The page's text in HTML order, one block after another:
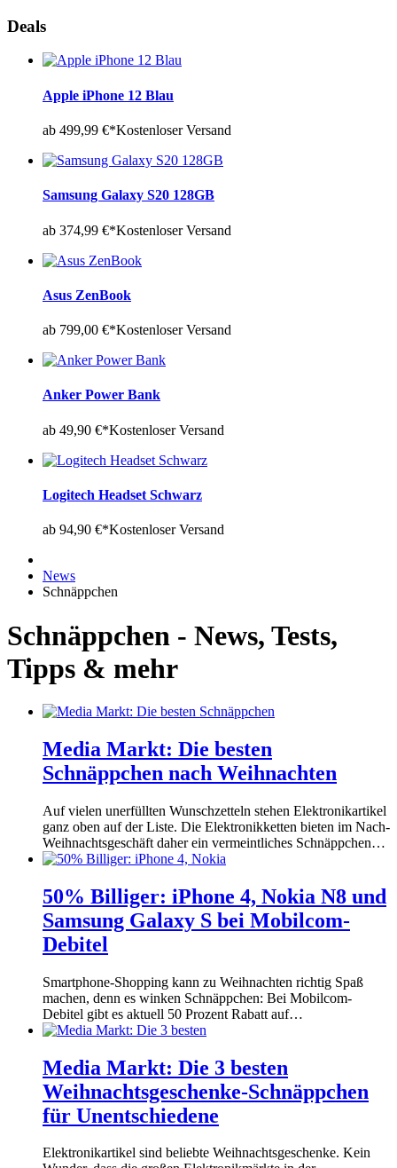
Deals
Apple iPhone 12 Blau
ab 499,99 €*Kostenloser Versand
Samsung Galaxy S20 128GB
ab 374,99 €*Kostenloser Versand
Asus ZenBook
ab 799,00 €*Kostenloser Versand
Anker Power Bank
ab 49,90 €*Kostenloser Versand
Logitech Headset Schwarz
ab 94,90 €*Kostenloser Versand
News
Schnäppchen
Schnäppchen - News, Tests,
Tipps & mehr
Media Markt: Die besten
Schnäppchen nach Weihnachten
Auf vielen unerfüllten Wunschzetteln stehen Elektronikartikel
ganz oben auf der Liste. Die Elektronikketten bieten im Nach-
Weihnachtsgeschäft daher ein vermeintliches Schnäppchen…
50% Billiger: iPhone 4, Nokia N8 und
Samsung Galaxy S bei Mobilcom-
Debitel
Smartphone-Shopping kann zu Weihnachten richtig Spaß
machen, denn es winken Schnäppchen: Bei Mobilcom-
Debitel gibt es aktuell 50 Prozent Rabatt auf…
Media Markt: Die 3 besten
Weihnachtsgeschenke-Schnäppchen
für Unentschiedene
Elektronikartikel sind beliebte Weihnachtsgeschenke. Kein